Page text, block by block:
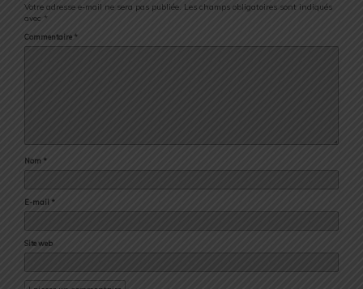
Votre adresse e-mail ne sera pas publiée. Les champs obligatoires sont indiqués
avec *
Commentaire *
Nom *
E-mail *
Site web